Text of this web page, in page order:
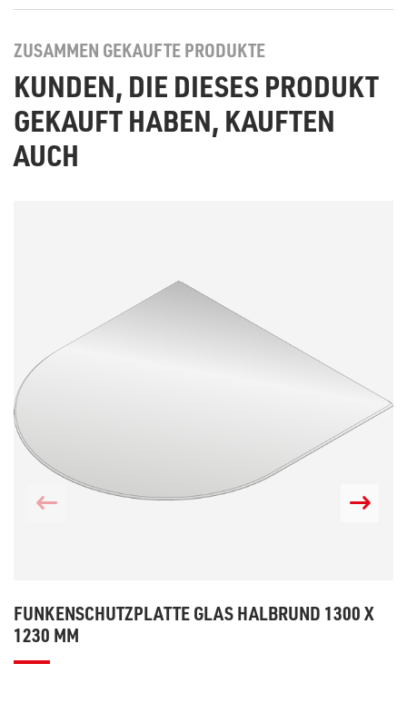
ZUSAMMEN GEKAUFTE PRODUKTE
KUNDEN, DIE DIESES PRODUKT
GEKAUFT HABEN, KAUFTEN
AUCH
FUNKENSCHUTZPLATTE GLAS HALBRUND 1300 X
1230 MM